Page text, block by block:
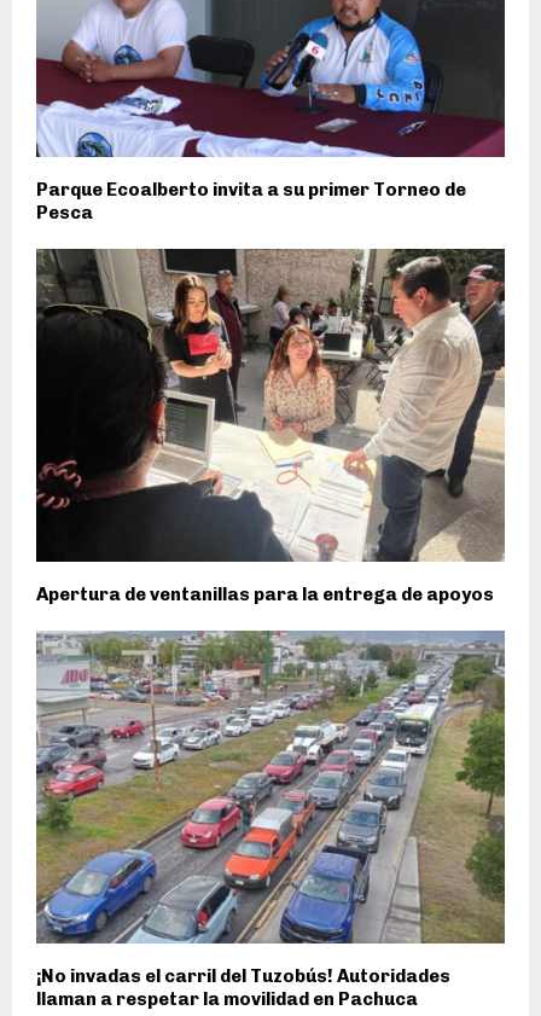
Parque Ecoalberto invita a su primer Torneo de
Pesca
Apertura de ventanillas para la entrega de apoyos
¡No invadas el carril del Tuzobús! Autoridades
llaman a respetar la movilidad en Pachuca